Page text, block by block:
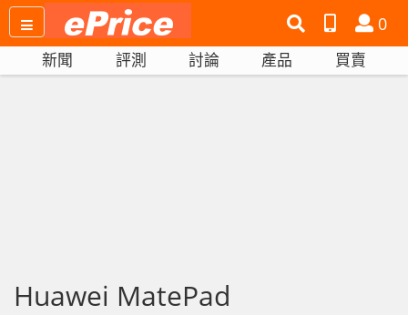
搜
尋
產
品
比
會
員
0
新聞 評測 討論 產品 買賣
Huawei MatePad